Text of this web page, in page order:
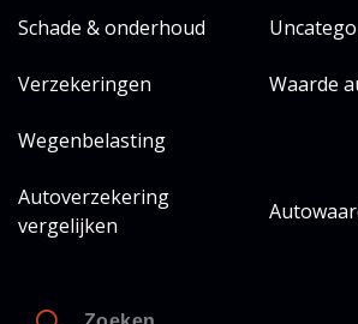
Schade & onderhoud
Verzekeringen Waarde
Wegenbelasting
Autoverzekering
vergelijken